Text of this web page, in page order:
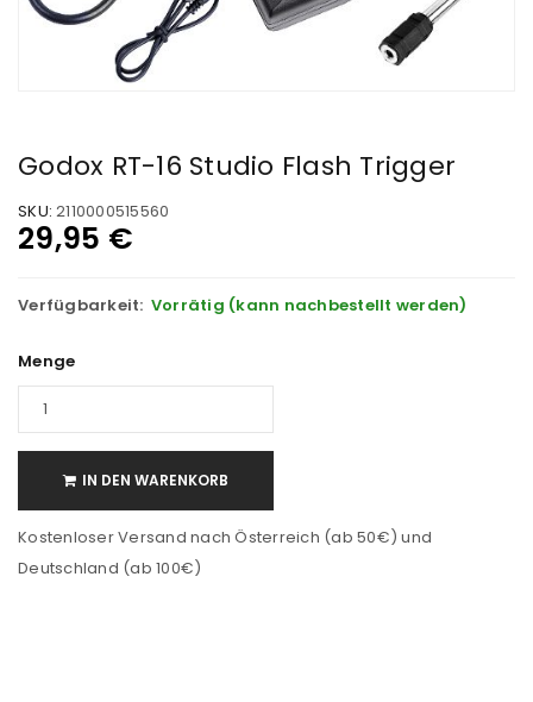
Godox RT-16 Studio Flash Trigger
SKU: 2110000515560
29,95 €
Verfügbarkeit: Vorrätig (kann nachbestellt werden)
Menge
IN DEN WARENKORB
Kostenloser Versand nach Österreich (ab 50€) und
Deutschland (ab 100€)